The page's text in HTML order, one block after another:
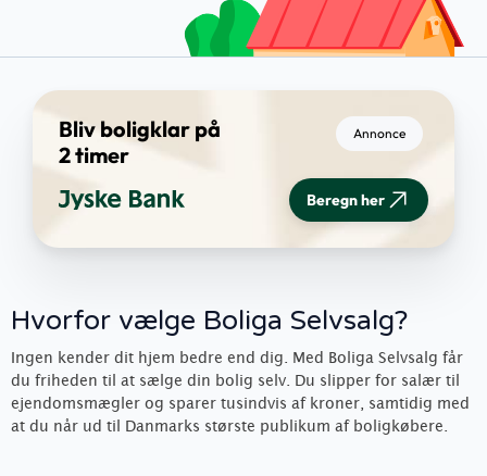
Bliv boligklar på
2 timer
Annonce
Beregn her
Hvorfor vælge Boliga Selvsalg?
Ingen kender dit hjem bedre end dig. Med Boliga Selvsalg får
du friheden til at sælge din bolig selv. Du slipper for salær til
ejendomsmægler og sparer tusindvis af kroner, samtidig med
at du når ud til Danmarks største publikum af boligkøbere.